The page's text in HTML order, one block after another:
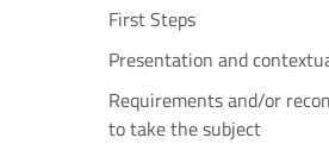
First Steps
Presentation and
Requirements and/or
to take the subject